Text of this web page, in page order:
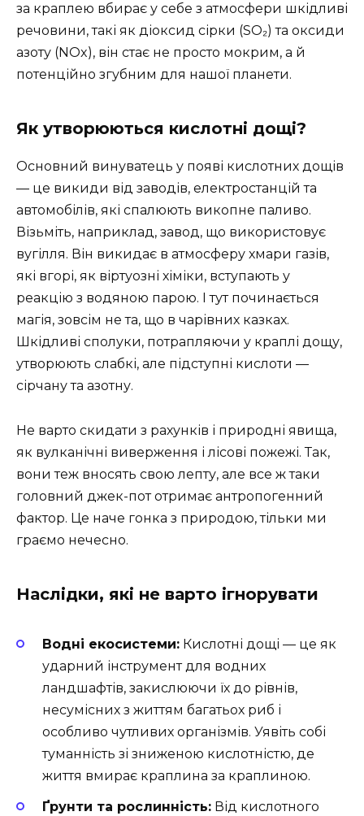
за краплею вбирає у себе з атмосфери шкідливі
речовини, такі як діоксид сірки (SO₂) та оксиди
азоту (NOx), він стає не просто мокрим, а й
потенційно згубним для нашої планети.
Як утворюються кислотні дощі?
Основний винуватець у появі кислотних дощів
— це викиди від заводів, електростанцій та
автомобілів, які спалюють викопне паливо.
Візьміть, наприклад, завод, що використовує
вугілля. Він викидає в атмосферу хмари газів,
які вгорі, як віртуозні хіміки, вступають у
реакцію з водяною парою. І тут починається
магія, зовсім не та, що в чарівних казках.
Шкідливі сполуки, потрапляючи у краплі дощу,
утворюють слабкі, але підступні кислоти —
сірчану та азотну.
Не варто скидати з рахунків і природні явища,
як вулканічні виверження і лісові пожежі. Так,
вони теж вносять свою лепту, але все ж таки
головний джек-пот отримає антропогенний
фактор. Це наче гонка з природою, тільки ми
граємо нечесно.
Наслідки, які не варто ігнорувати
Водні екосистеми: Кислотні дощі — це як
ударний інструмент для водних
ландшафтів, закислюючи їх до рівнів,
несумісних з життям багатьох риб і
особливо чутливих організмів. Уявіть собі
туманність зі зниженою кислотністю, де
життя вмирає краплина за краплиною.
Ґрунти та рослинність: Від кислотного